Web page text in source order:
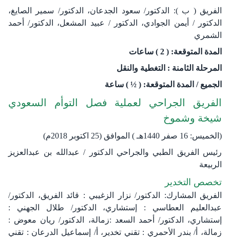
الفريق ( ب ): الدكتور/ سعود الجدعان، الدكتور/ سمير الصايغ،
الدكتور / أيمن الجوادي، الدكتور / عبيد المشعل، الدكتور/ أحمد
الشمري
المدة المتوقعة: ( 2 ) ساعات
المرحلة الثامنة : التغطية والنقل
الجميع / المدة المتوقعة: ( ½ ) ساعة
الفريق الجراحي لعملية فصل التوأم السعودي
شيخة وشموخ
(الخميس: 16 صفر 1440هـ ) الموافق (25 اكتوبر 2018م)
رئيس الفريق الطبي والجراحي الدكتور / عبدالله بن عبدالعزيز
الربيعة
تخصص التخدير
الفريق المشارك: الدكتور/ نزار الزغيبي : قائد الفريق، الدكتور/
عبدالعليم العطاسي : إستشاري، الدكتور/ طلال الجهني :
إستشاري، الدكتور/ أحمد السعد :زمالة، الدكتور/ ريان معوض :
زمالة، أ/ بندر الأحمري : تقني تخدير، أ/ إسماعيل الدرعان : تقني